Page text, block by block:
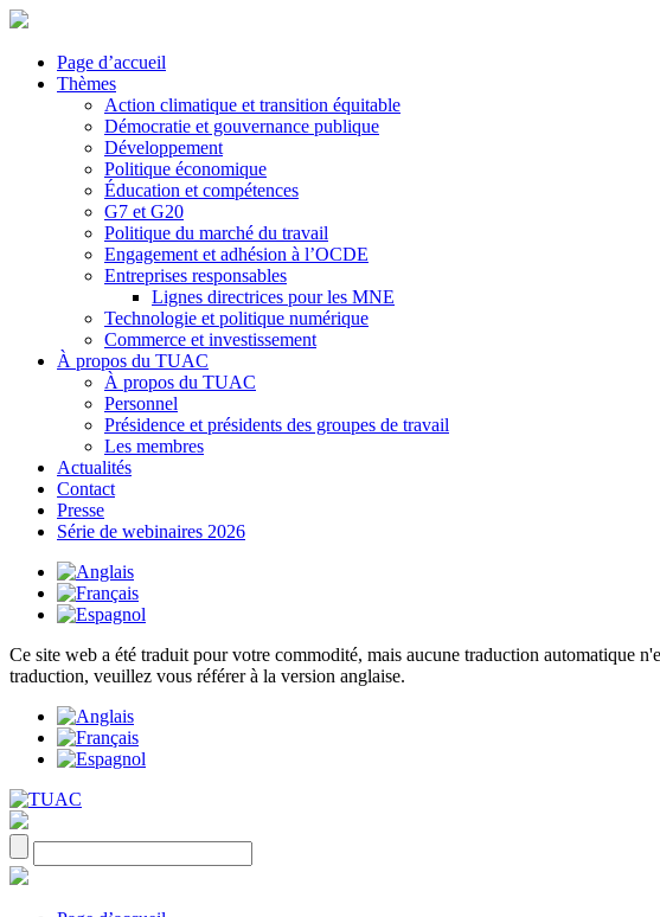
Page d’accueil
Thèmes
Action climatique et transition équitable
Démocratie et gouvernance publique
Développement
Politique économique
Éducation et compétences
G7 et G20
Politique du marché du travail
Engagement et adhésion à l’OCDE
Entreprises responsables
Lignes directrices pour les MNE
Technologie et politique numérique
Commerce et investissement
À propos du TUAC
À propos du TUAC
Personnel
Présidence et présidents des groupes de travail
Les membres
Actualités
Contact
Presse
Série de webinaires 2026
Ce site web a été traduit pour votre commodité, mais aucune traduction automatique
traduction, veuillez vous référer à la version anglaise.